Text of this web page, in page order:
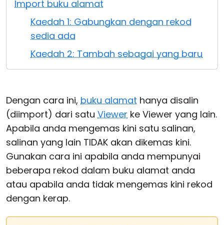
Import buku alamat
Kaedah 1: Gabungkan dengan rekod
sedia ada
Kaedah 2: Tambah sebagai yang baru
Dengan cara ini, buku alamat hanya disalin
(diimport) dari satu Viewer ke Viewer yang lain.
Apabila anda mengemas kini satu salinan,
salinan yang lain TIDAK akan dikemas kini.
Gunakan cara ini apabila anda mempunyai
beberapa rekod dalam buku alamat anda
atau apabila anda tidak mengemas kini rekod
dengan kerap.
Awan & Di Dalam Premis